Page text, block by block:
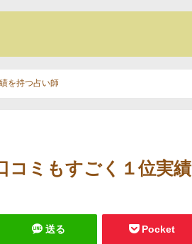
を持つ占い師
コミもすごく１位実績
送る Pocket